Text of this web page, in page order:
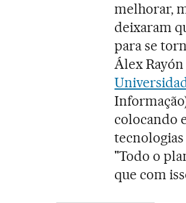
melhorar,
deixaram
para se
Álex
colocando
"Todo o
que com